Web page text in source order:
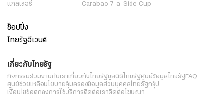
แกลเลอรี่
Carabao 7-a-Side Cup
ช็อปปิ้ง
ไทยรัฐอีเวนต์
เกี่ยวกับไทยรัฐ
กิจกรรมร่วมงานกับเราเกี่ยวกับไทยรัฐมูลนิธิไทยรัฐศูนย์ข้อมูลไทยรัฐFAQ
ศูนย์ช่วยเหลือนโยบายคุ้มครองข้อมูลส่วนบุคคลไทยรัฐกรุ๊ป
เงื่อนไขข้อตกลงการใช้บริการติดต่อเราติดต่อโฆษณา